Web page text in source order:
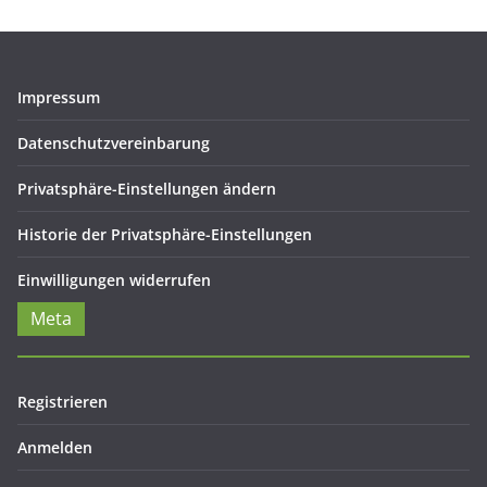
Impressum
Datenschutzvereinbarung
Privatsphäre-Einstellungen ändern
Historie der Privatsphäre-Einstellungen
Einwilligungen widerrufen
Meta
Registrieren
Anmelden